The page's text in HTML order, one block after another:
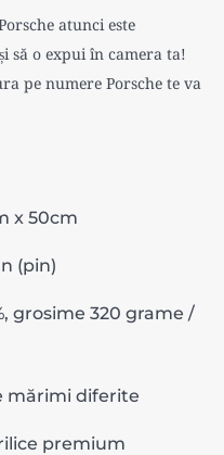
atunci este
să o expui în camera ta!
pe numere Porsche te va
x 50cm
(pin)
grosime 320 grame /
mărimi diferite
premium